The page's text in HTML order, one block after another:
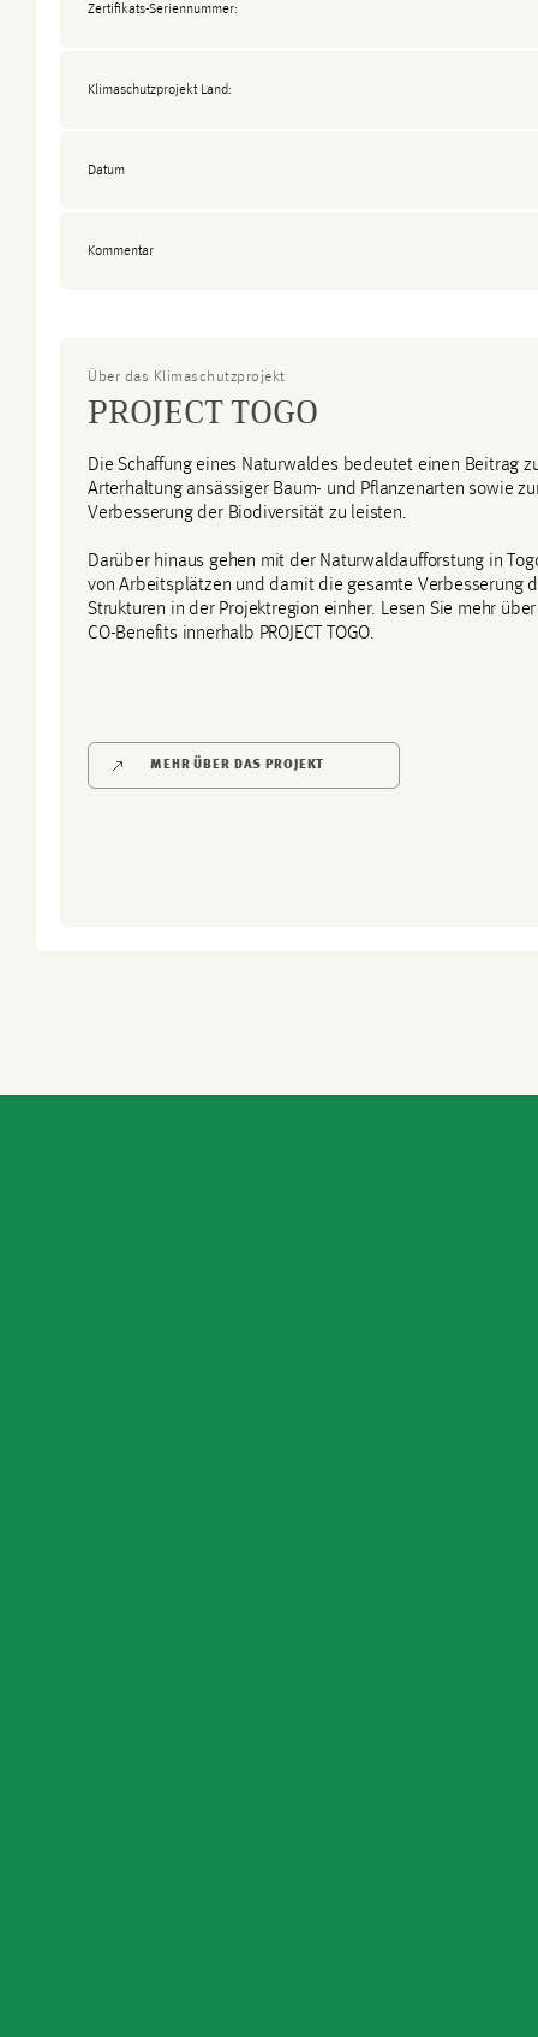
Zertifikats-Seriennummer:
Klimaschutzprojekt Land:
Datum
Kommentar
Über das Klimaschutzprojekt
PROJECT TOGO
Die Schaffung eines Naturwaldes bedeutet einen Beitrag
Arterhaltung ansässiger Baum- und Pflanzenarten sowie
Verbesserung der Biodiversität zu leisten.
Darüber hinaus gehen mit der Naturwaldaufforstung in
von Arbeitsplätzen und damit die gesamte Verbesserung
Strukturen in der Projektregion einher. Lesen Sie mehr
CO-Benefits innerhalb PROJECT TOGO.
MEHR ÜBER DAS PROJEKT